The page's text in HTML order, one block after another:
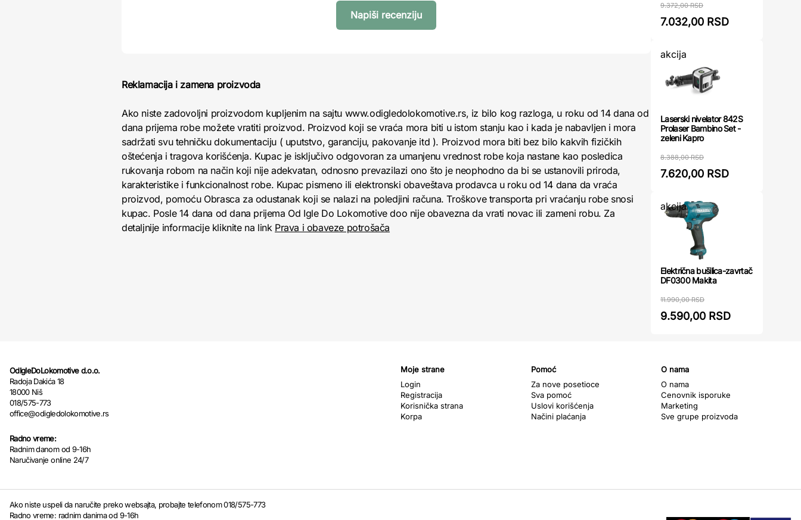
Napiši recenziju
Reklamacija i zamena proizvoda
Ako niste zadovoljni proizvodom kupljenim na sajtu www.odigledolokomotive.rs, iz bilo kog razloga, u roku od 14 dana od
dana prijema robe možete vratiti proizvod. Proizvod koji se vraća mora biti u istom stanju kao i kada je nabavljen i mora
sadržati svu tehničku dokumentaciju ( uputstvo, garanciju, pakovanje itd ). Proizvod mora biti bez bilo kakvih fizičkih
oštećenja i tragova korišćenja. Kupac je isključivo odgovoran za umanjenu vrednost robe koja nastane kao posledica
rukovanja robom na način koji nije adekvatan, odnosno prevazilazi ono što je neophodno da bi se ustanovili priroda,
karakteristike i funkcionalnost robe. Kupac pismeno ili elektronski obaveštava prodavca u roku od 14 dana da vraća
proizvod, pomoću Obrasca za odustanak koji se nalazi na poledjini računa. Troškove transporta pri vraćanju robe snosi
kupac. Posle 14 dana od dana prijema Od Igle Do Lokomotive doo nije obavezna da vrati novac ili zameni robu. Za
detaljnije informacije kliknite na link Prava i obaveze potrošača
9.372,00 RSD
7.032,00 RSD
akcija
Laserski nivelator 842S
Prolaser Bambino Set -
zeleni Kapro
8.388,00 RSD
7.620,00 RSD
akcija
Električna bušilica-zavrtač
DF0300 Makita
11.990,00 RSD
9.590,00 RSD
OdIgleDoLokomotive d.o.o.
Radoja Dakića 18
18000 Niš
018/575-773
office@odigledolokomotive.rs
Radno vreme:
Radnim danom od 9-16h
Naručivanje online 24/7
Moje strane
Login
Registracija
Korisnička strana
Korpa
Pomoć
Za nove posetioce
Sva pomoć
Uslovi korišćenja
Načini plaćanja
O nama
O nama
Cenovnik isporuke
Marketing
Sve grupe proizvoda
Ako niste uspeli da naručite preko websajta, probajte telefonom 018/575-773
Radno vreme: radnim danima od 9-16h